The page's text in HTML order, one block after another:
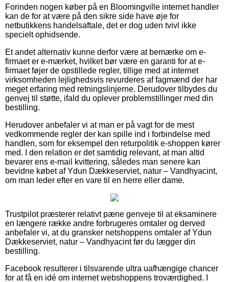
Forinden nogen køber på en Bloomingville internet handler
kan de for at være på den sikre side have øje for
netbutikkens handelsaftale, det er dog uden tvivl ikke
specielt ophidsende.
Et andet alternativ kunne derfor være at bemærke om e-
firmaet er e-mærket, hvilket bør være en garanti for at e-
firmaet føjer de opstillede regler, tillige med at internet
virksomheden lejlighedsvis revurderes af fagmænd der har
meget erfaring med retningslinjerne. Derudover tilbydes du
genvej til støtte, ifald du oplever problemstillinger med din
bestilling.
Herudover anbefaler vi at man er på vagt for de mest
vedkommende regler der kan spille ind i forbindelse med
handlen, som for eksempel den returpolitik e-shoppen kører
med. I den relation er det samtidig relevant, at man altid
bevarer ens e-mail kvittering, således man senere kan
bevidne købet af Ydun Dækkeserviet, natur – Vandhyacint,
om man leder efter en vare til en herre eller dame.
Trustpilot præsterer relativt pæne genveje til at eksaminere
en længere række andre forbrugeres omtaler og derved
anbefaler vi, at du gransker netshoppens omtaler af Ydun
Dækkeserviet, natur – Vandhyacint før du lægger din
bestilling.
Facebook resulterer i tilsvarende ultra uafhængige chancer
for at få en idé om internet webshoppens troværdighed. I